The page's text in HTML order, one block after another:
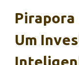
Pirapora
Um